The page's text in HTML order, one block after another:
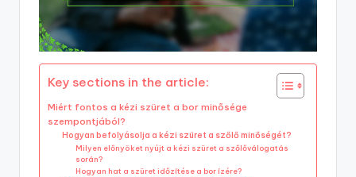
Key sections in the article:
Miért fontos a kézi szüret a bor minősége
szempontjából?
Hogyan befolyásolja a kézi szüret a szőlő minőségét?
Milyen előnyöket nyújt a kézi szüret a szőlőválogatás
során?
Hogyan hat a szüret időzítése a bor ízére?